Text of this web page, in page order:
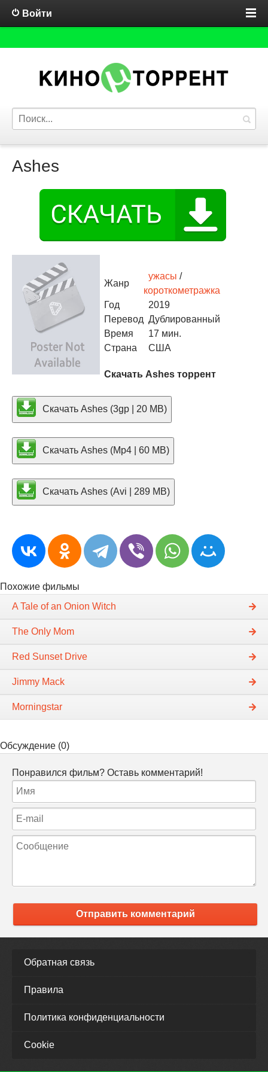
Войти
Ashes
Жанр
ужасы /
короткометражка
Год
2019
Перевод Дублированный
Время
17 мин.
Страна
США
Скачать Ashes торрент
Скачать Ashes (3gp | 20 MB)
Скачать Ashes (Mp4 | 60 MB)
Скачать Ashes (Avi | 289 MB)
Похожие фильмы
A Tale of an Onion Witch
The Only Mom
Red Sunset Drive
Jimmy Mack
Morningstar
Обсуждение (0)
Понравился фильм? Оставь комментарий!
Отправить комментарий
Обратная связь
Правила
Политика конфиденциальности
Cookie